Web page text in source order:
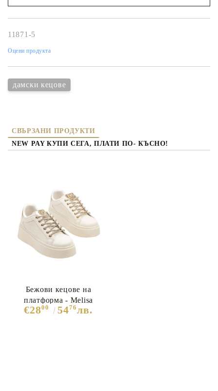
Съгласен съм сполитиката за личните данни
11871-5
Оцени продукта
дамски кецове
СВЪРЗАНИ ПРОДУКТИ
NEW PAY КУПИ СЕГА, ПЛАТИ ПО- КЪСНО!
Бежови кецове на
платформа - Melisa
Beige 11872
€2800 5476лв.